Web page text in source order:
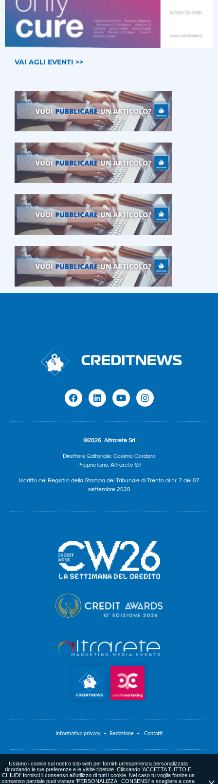
VAI AGLI EVENTI >>
©2026 Altrarete Srl
Direttore Editoriale: Cosimo Cordaro
Proprietario: Altrarete Srl
Iscritto nel Registro della Stampa del Tribunale di Trento al nr. 7 del 07
settembre 2020
Informativa privacy – Redazione – Contatti
Informativa cookie
Usiamo i cookie sul nostro sito web per fornirti un'esperienza personalizzata
ricordando le tue preferenze e le visite ripetute. Cliccando 'ACCETTA TUTTO E
CHIUDI' fornisci il consenso all'utilizzo di tutti i cookie. Nel caso tu voglia fornire un
consenso parziale puoi visitare 'PERSONALIZZA I CONSENSI' e scegliere a cosa